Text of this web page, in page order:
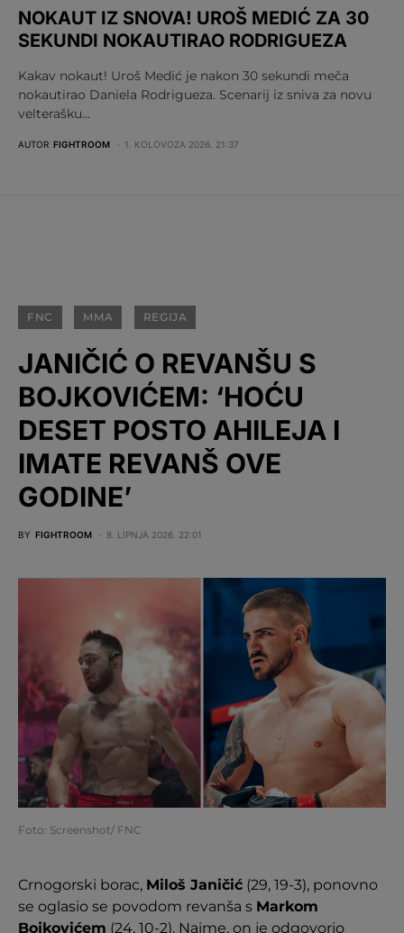
NOKAUT IZ SNOVA! UROŠ MEDIĆ ZA 30
SEKUNDI NOKAUTIRAO RODRIGUEZA
Kakav nokaut! Uroš Medić je nakon 30 sekundi meča
nokautirao Daniela Rodrigueza. Scenarij iz sniva za novu
velterašku…
AUTOR FIGHTROOM 1. KOLOVOZA 2026. 21:37
FNC MMA REGIJA
JANIČIĆ O REVANŠU S
BOJKOVIĆEM: ‘HOĆU
DESET POSTO AHILEJA I
IMATE REVANŠ OVE
GODINE’
BY FIGHTROOM 8. LIPNJA 2026. 22:01
Foto: Screenshot/ FNC
Crnogorski borac, Miloš Janičić (29, 19-3), ponovno
se oglasio se povodom revanša s Markom
Bojkovićem (24, 10-2). Naime, on je odgovorio